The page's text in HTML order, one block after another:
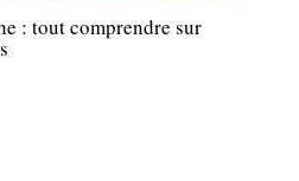
: tout comprendre sur